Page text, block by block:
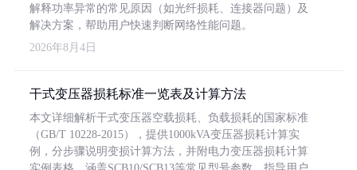
解释功率异常的常见原因（如光纤损耗、连接器问题）及
解决方案，帮助用户快速判断网络性能问题。
2026年8月4日
干式变压器损耗标准一览表及计算方法
本文详细解析干式变压器空载损耗、负载损耗的国家标准
（GB/T 10228-2015），提供1000kVA变压器损耗计算实
例，分步骤说明变损计算方法，并附电力变压器损耗计算